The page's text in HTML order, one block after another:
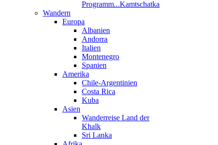
Programm...Kamtschatka
Wandern
Europa
Albanien
Andorra
Italien
Montenegro
Spanien
Amerika
Chile-Argentinien
Costa Rica
Kuba
Asien
Wanderreise Land der
Khalk
Sri Lanka